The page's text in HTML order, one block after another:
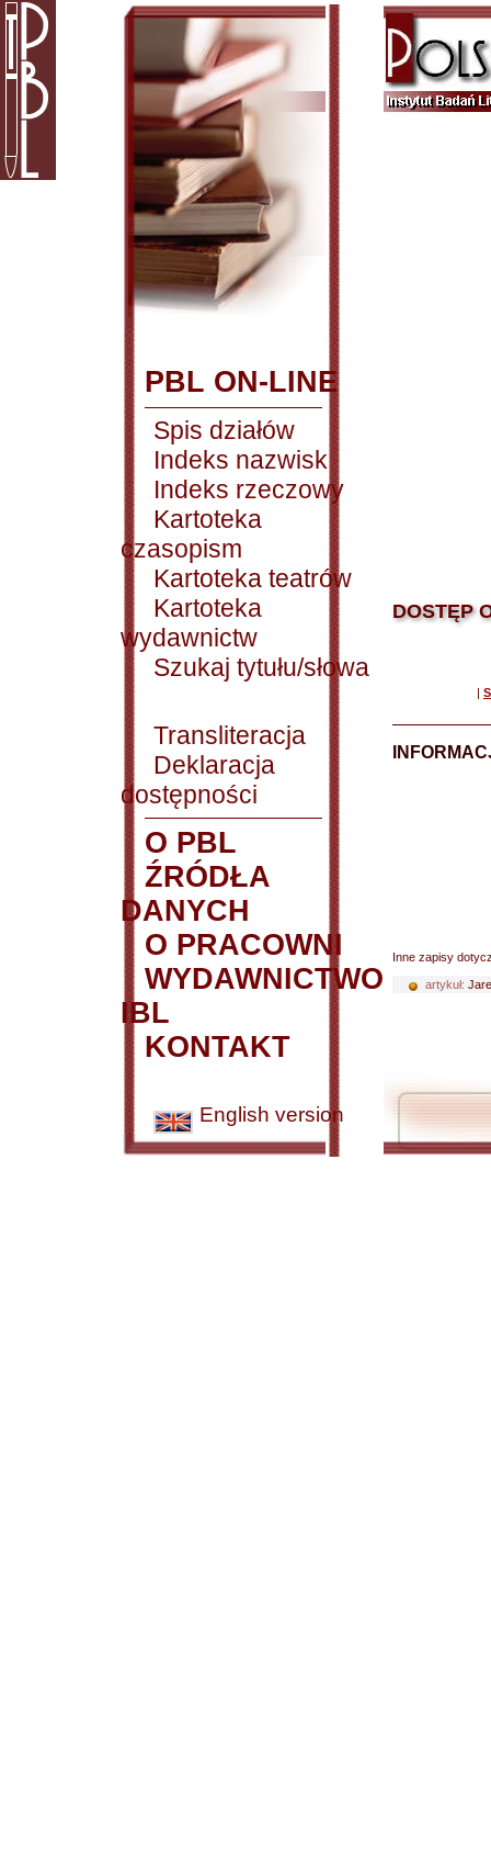
PBL ON-LINE
Spis działów
Indeks nazwisk
Indeks rzeczowy
Kartoteka
czasopism
Kartoteka teatrów
Kartoteka
wydawnictw
Szukaj tytułu/słowa
Transliteracja
Deklaracja
dostępności
O PBL
ŹRÓDŁA
DANYCH
O PRACOWNI
WYDAWNICTWO
IBL
KONTAKT
English version
DOSTĘP
|
Inne zapisy
artykuł: